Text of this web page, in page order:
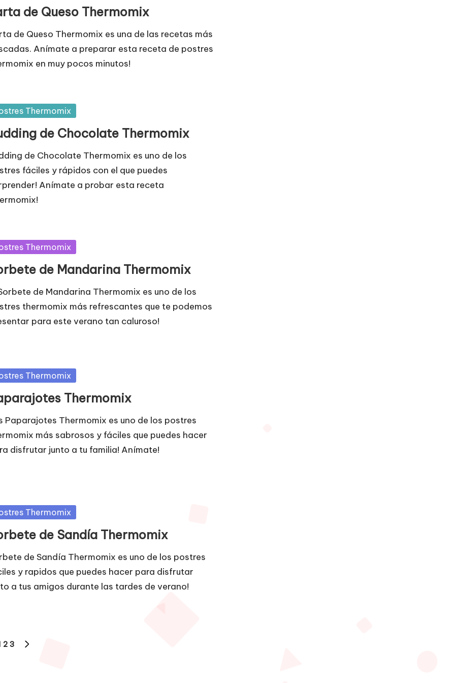
de Queso Thermomix
de Queso Thermomix es una de las recetas más
Anímate a preparar esta receta de postres
en muy pocos minutos!
Thermomix
de Chocolate Thermomix
de Chocolate Thermomix es uno de los
fáciles y rápidos con el que puedes
Anímate a probar esta receta
Thermomix
de Mandarina Thermomix
de Mandarina Thermomix es uno de los
thermomix más refrescantes que te podemos
para este verano tan caluroso!
Thermomix
Thermomix
Paparajotes Thermomix es uno de los postres
más sabrosos y fáciles que puedes hacer
disfrutar junto a tu familia! Anímate!
Thermomix
de Sandía Thermomix
de Sandía Thermomix es uno de los postres
y rapidos que puedes hacer para disfrutar
a tus amigos durante las tardes de verano!
2 3